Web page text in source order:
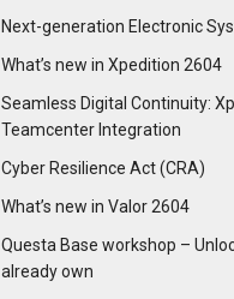
Next-generation Electronic
What’s new in Xpedition 2604
Seamless Digital Continuity:
Teamcenter Integration
Cyber Resilience Act (CRA)
What’s new in Valor 2604
Questa Base workshop –
already own